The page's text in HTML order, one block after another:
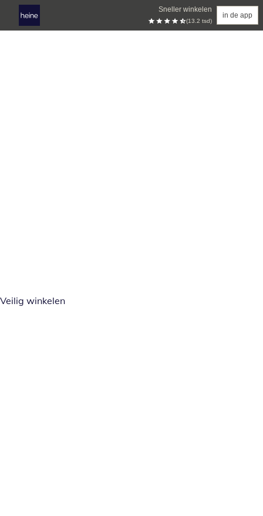
Sneller winkelen
(13.2 tsd)
in de app
Veilig winkelen